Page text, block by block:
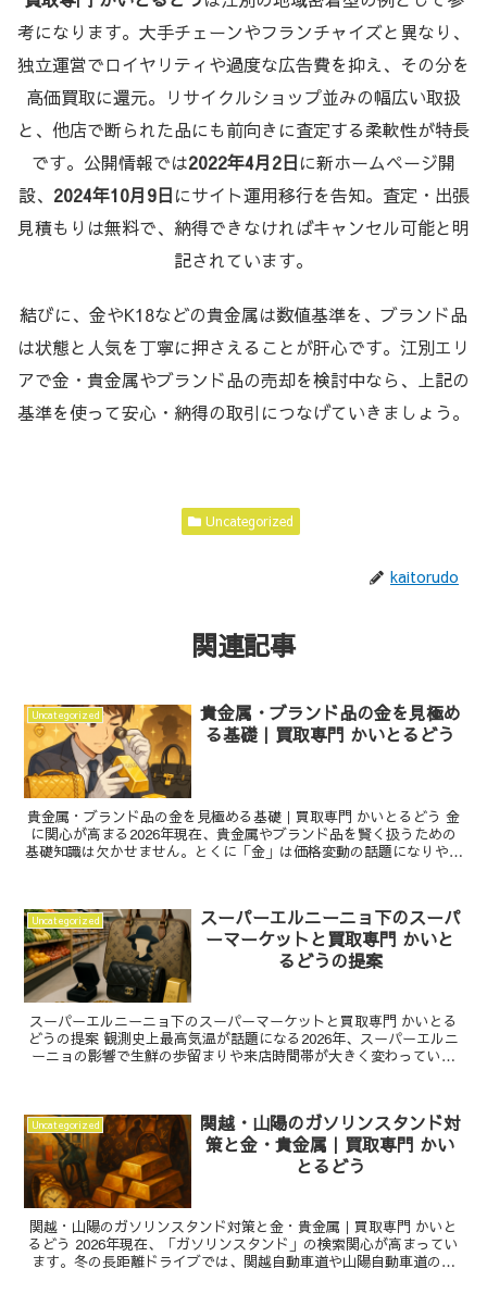
考になります。大手チェーンやフランチャイズと異なり、
独立運営でロイヤリティや過度な広告費を抑え、その分を
高価買取に還元。リサイクルショップ並みの幅広い取扱
と、他店で断られた品にも前向きに査定する柔軟性が特長
です。公開情報では2022年4月2日に新ホームページ開
設、 2024年10月9日にサイト運用移行を告知。査定・出張
見積もりは無料で、納得できなければキャンセル可能と明
記されています。
結びに、金やK18などの貴金属は数値基準を、ブランド品
は状態と人気を丁寧に押さえることが肝心です。江別エリ
アで金・貴金属やブランド品の売却を検討中なら、上記の
基準を使って安心・納得の取引につなげていきましょう。
Uncategorized
kaitorudo
関連記事
Uncategorized
貴金属・ブランド品の金を見極め
る基礎｜買取専門 かいとるどう
貴金属・ブランド品の金を見極める基礎｜買取専門 かいとるどう 金
に関心が高まる2026年現在、貴金属やブランド品を賢く扱うための
基礎知識は欠かせません。とくに「金」は価格変動の話題になりやす
Uncategorized
スーパーエルニーニョ下のスーパ
ーマーケットと買取専門 かいと
るどうの提案
スーパーエルニーニョ下のスーパーマーケットと買取専門 かいとる
どうの提案 観測史上最高気温が話題になる2026年、スーパーエルニ
ーニョの影響で生鮮の歩留まりや来店時間帯が大きく変わっていま
Uncategorized
関越・山陽のガソリンスタンド対
策と金・貴金属｜買取専門 かい
とるどう
関越・山陽のガソリンスタンド対策と金・貴金属｜買取専門 かいと
るどう 2026年現在、「ガソリンスタンド」の検索関心が高まってい
ます。冬の長距離ドライブでは、関越自動車道や山陽自動車道の渋